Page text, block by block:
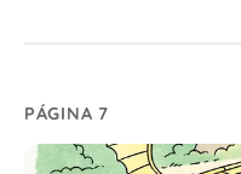
PÁGINA 7